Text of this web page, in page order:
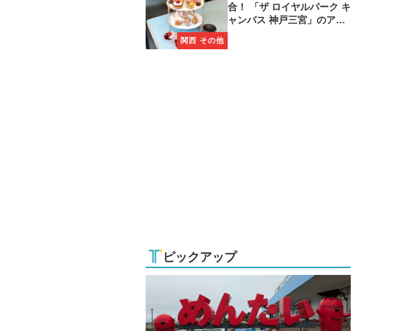
関西 その他
合！ 「ザ ロイヤルパーク キ
ャンバス 神戸三宮」のアフ
ピックアップ